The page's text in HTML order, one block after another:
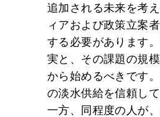
追加される未来を考
ィアおよび政策立案
する必要があります
実と、その課題の規
から始めるべきです
の淡水供給を信頼し
一方、同程度の人が